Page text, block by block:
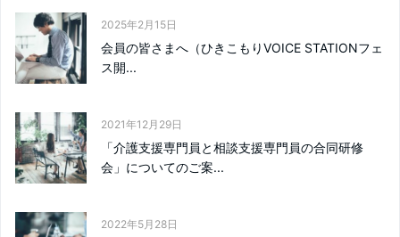
2025年2月15日
会員の皆さまへ（ひきこもりVOICE STATIONフェ
ス開...
2021年12月29日
「介護支援専門員と相談支援専門員の合同研修
会」についてのご案...
2022年5月28日